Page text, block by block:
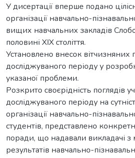
У дисертації вперше подано
організації навчально-
вищих навчальних закладів
половині ХІХ століття.
Установлено внесок вітчизняних
досліджуваного періоду у
указаної проблеми.
Розкрито своєрідність
досліджуваного періоду на
організації навчально-
студентів, представлено
поради, що надавали викладачі
результатів навчально-